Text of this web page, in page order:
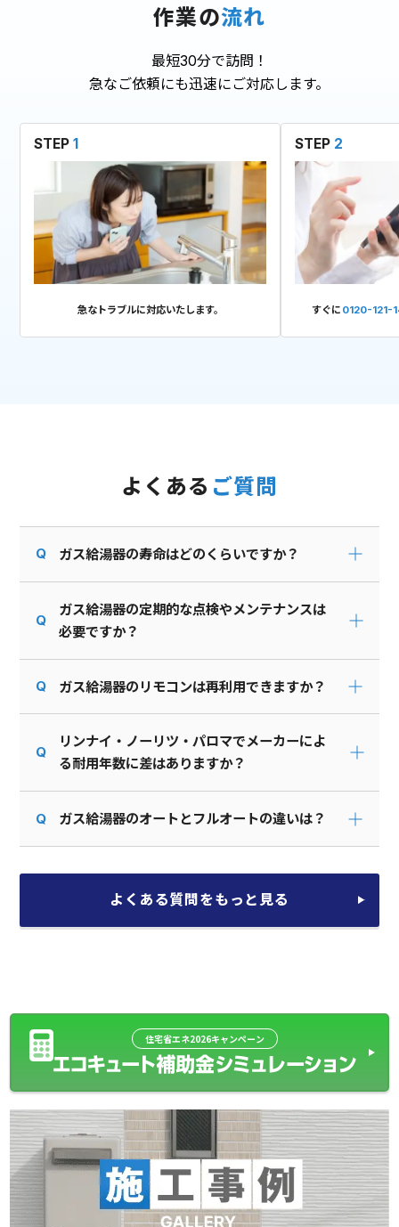
作業の流れ
最短30分で訪問！
急なご依頼にも迅速にご対応します。
STEP1
急なトラブルに対応いたします。
STEP 2
すぐに 0120-121-
よくある ご質問
ガス給湯器の寿命はどのくらいですか？
ガス給湯器の定期的な点検やメンテナンスは
必要ですか？
ガス給湯器のリモコンは再利用できますか？
リンナイ・ノーリツ・パロマでメーカーによ
る耐用年数に差はありますか？
ガス給湯器のオートとフルオートの違いは？
よくある質問をもっと見る
住宅省エネ2026キャンペーン